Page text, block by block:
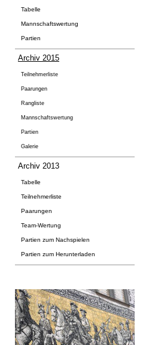
Tabelle
Mannschaftswertung
Partien
Archiv 2015
Teilnehmerliste
Paarungen
Rangliste
Mannschaftswertung
Partien
Galerie
Archiv 2013
Tabelle
Teilnehmerliste
Paarungen
Team-Wertung
Partien zum Nachspielen
Partien zum Herunterladen